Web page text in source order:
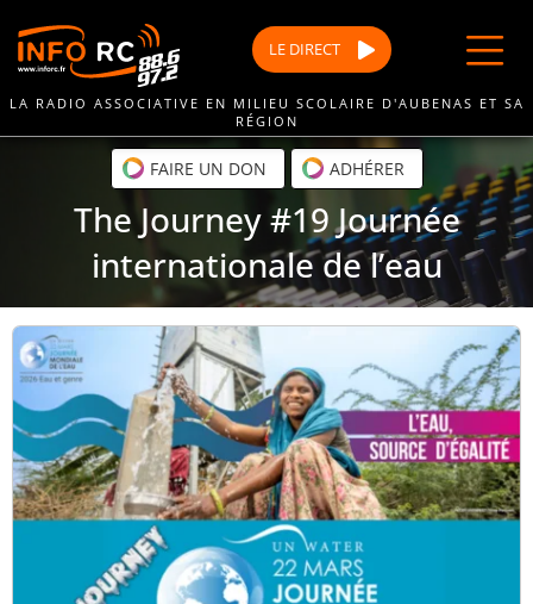
au
contenu
LE DIRECT
LA RADIO ASSOCIATIVE EN MILIEU SCOLAIRE D'AUBENAS ET SA
RÉGION
FAIRE UN DON ADHÉRER
The Journey #19 Journée
internationale de l’eau